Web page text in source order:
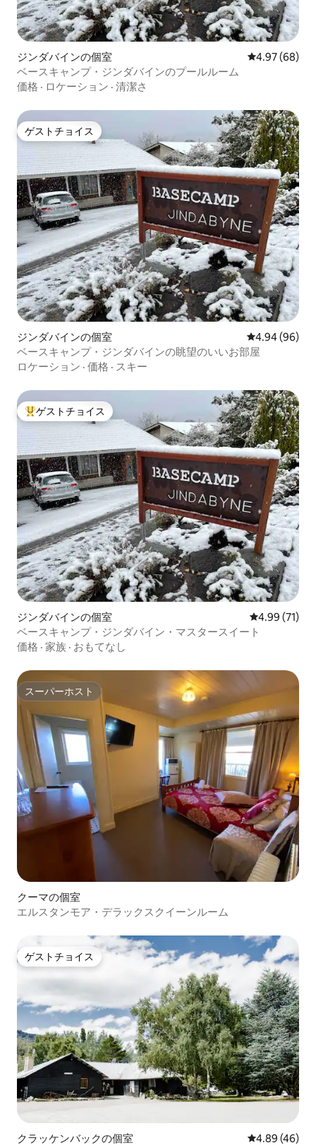
ジンダバインの個室 レビュー68
4.97 (68)
ベースキャンプ・ジンダバインのプールルーム
価格 · ロケーション · 清潔さ
ゲストチョイス
ゲストチョイス
ジンダバインの個室 レビュー96件
4.94 (96)
ベースキャンプ・ジンダバインの眺望のいいお部屋
ロケーション · 価格 · スキー
大好評のゲストチョイスです。
ゲストチョイス
ジンダバインの個室 レビュー71
4.99 (71)
ベースキャンプ・ジンダバイン・マスタースイート
価格 · 家族 · おもてなし
スーパーホスト
スーパーホスト
クーマの個室
エルスタンモア・デラックスクイーンルーム
ゲストチョイス
ゲストチョイス
クラッケンバックの個室 レビュー46
4.89 (46)